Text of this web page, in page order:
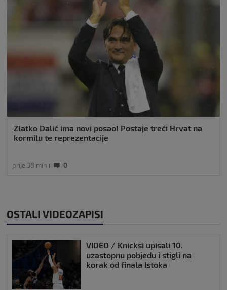
Zlatko Dalić ima novi posao! Postaje treći Hrvat na
kormilu te reprezentacije
prije 38 min 0
OSTALI VIDEOZAPISI
VIDEO / Knicksi upisali 10.
uzastopnu pobjedu i stigli na
korak od finala Istoka